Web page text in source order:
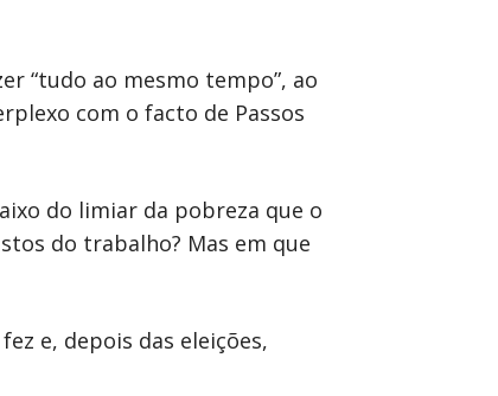
“tudo ao mesmo tempo”, ao
com o facto de Passos
do limiar da pobreza que o
do trabalho? Mas em que
e, depois das eleições,